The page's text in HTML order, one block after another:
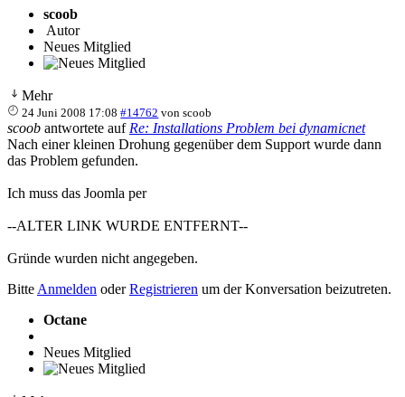
scoob
Autor
Neues Mitglied
Mehr
24 Juni 2008 17:08 #14762 vonscoob
scoob antwortete auf Re: Installations Problem bei dynamicnet
Nach einer kleinen Drohung gegenüber dem Support wurde dann
das Problem gefunden.
Ich muss das Joomla per
--ALTER LINK WURDE ENTFERNT--
Gründe wurden nicht angegeben.
Bitte Anmelden oderRegistrieren um der Konversation beizutreten.
Octane
Neues Mitglied